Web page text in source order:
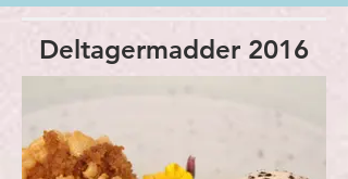
Deltagermadder 2016